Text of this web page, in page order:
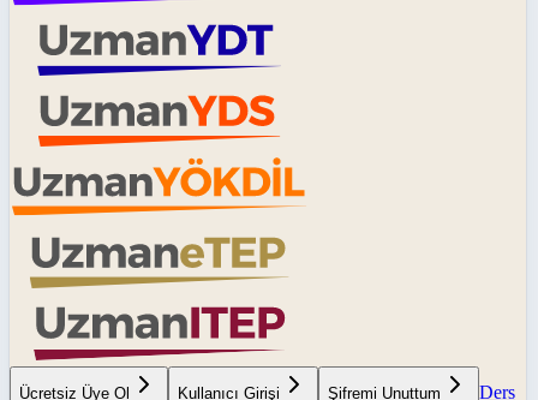
Ücretsiz Üye Ol Kullanıcı Girişi Şifremi Unuttum
Ders